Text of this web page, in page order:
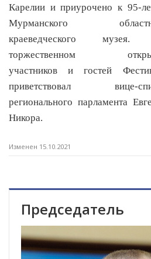
Карелии и приурочено к 95-
Мурманского
краеведческого
торжественном
участников и гостей
приветствовал вице-
регионального парламента
Никора.
Изменен 15.10.2021
Председатель